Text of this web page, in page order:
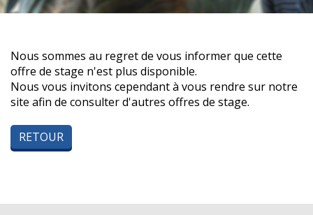
Nous sommes au regret de vous informer que cette
offre de stage n'est plus disponible.
Nous vous invitons cependant à vous rendre sur notre
site afin de consulter d'autres offres de stage.
RETOUR